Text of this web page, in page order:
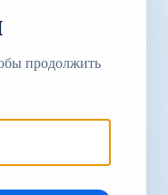
продолжить